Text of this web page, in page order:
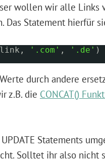
wollen wir alle Links
Das Statement hierfür
'.com' , '.de' )
durch andere
z.B. die CONCAT()
Statements
Solltet ihr also nicht